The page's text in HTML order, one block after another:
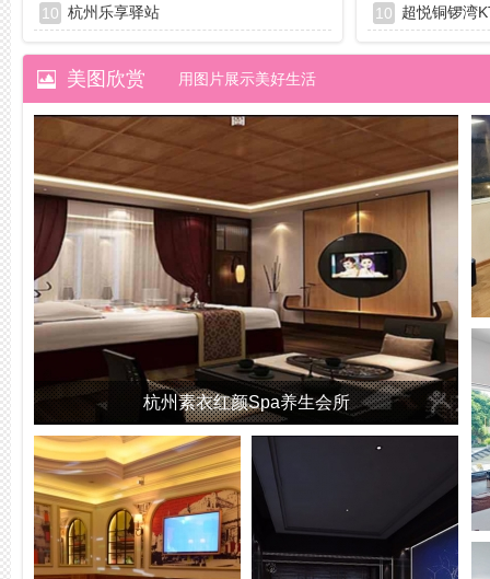
10 杭州乐享驿站 10 超悦铜锣湾
美图欣赏 用图片展示美好生活
杭州素衣红颜Spa养生会所